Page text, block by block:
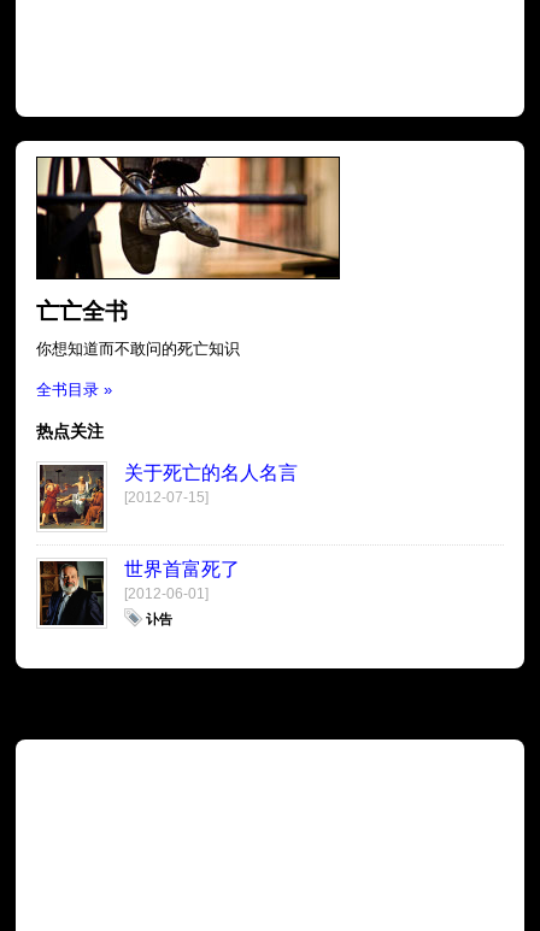
亡亡全书
你想知道而不敢问的死亡知识
全书目录 »
热点关注
关于死亡的名人名言
[2012-07-15]
世界首富死了
[2012-06-01]
讣告